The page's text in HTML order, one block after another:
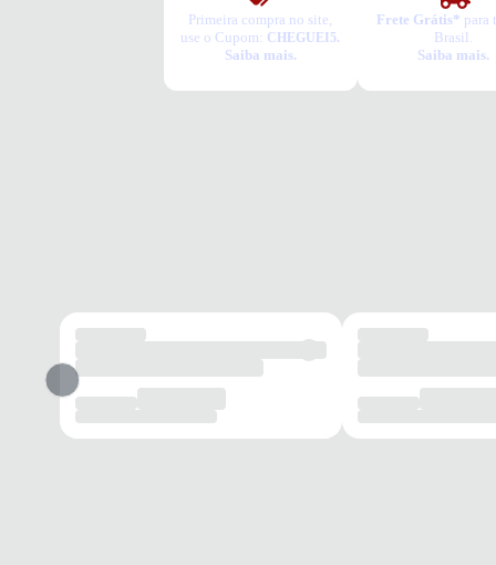
Primeira compra no site,
use o Cupom: CHEGUEI5.
Saiba mais.
Frete Grátis* para
Brasil.
Saiba mais.